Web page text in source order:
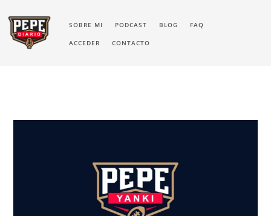
SOBRE MI PODCAST BLOG FAQ
ACCEDER CONTACTO